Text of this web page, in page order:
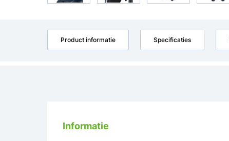
Product informatie Specificaties
Informatie